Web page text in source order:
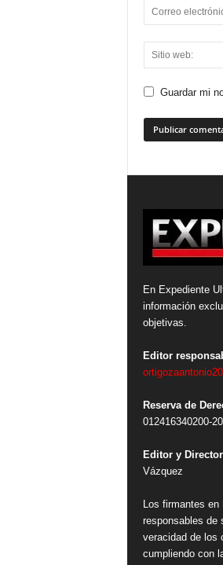
Guardar mi
En Expediente
información
objetivas.
Editor
Reserva de
012416340200-
Editor y
Vázquez
Los firmantes
responsables de
veracidad de los
cumpliendo con